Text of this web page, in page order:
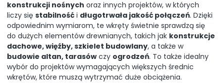
konstrukcji nośnych oraz innych projektów, w których
liczy się stabilność i długotrwała jakość połączeń. Dzięki
odpowiednim wymiarom, te wkręty świetnie sprawdzą się
do dużych elementów drewnianych, takich jak konstrukcje
dachowe, więźby, szkielet budowlany, a także w
budowie altan, tarasów czy ogrodzeń. To także idealny
wybór do projektów wymagających większych średnic
wkrętów, które muszą wytrzymać duże obciążenia.